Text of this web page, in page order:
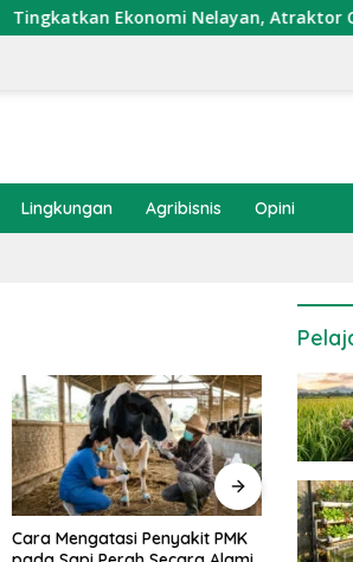
Ekonomi Nelayan, Atraktor Cumi
Lingkungan Agribisnis Opini
Dosis dan Cara Pemupukan